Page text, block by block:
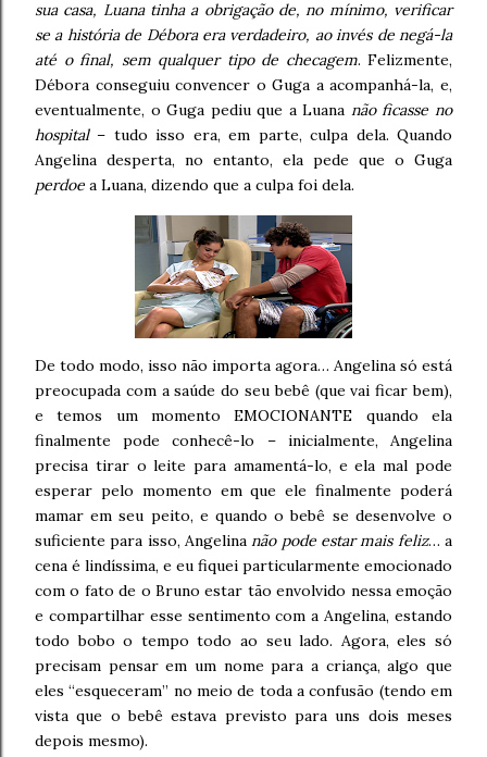
sua casa, Luana tinha a obrigação de, no mínimo, verificar
se a história de Débora era verdadeiro, ao invés de negá-la
até o final, sem qualquer tipo de checagem. Felizmente,
Débora conseguiu convencer o Guga a acompanhá-la, e,
eventualmente, o Guga pediu que a Luana não ficasse no
hospital– tudo isso era, em parte, culpa dela. Quando
Angelina desperta, no entanto, ela pede que o Guga
perdoe a Luana, dizendo que a culpa foi dela.
De todo modo, isso não importa agora… Angelina só está
preocupada com a saúde do seu bebê (que vai ficar bem),
e temos um momento EMOCIONANTE quando ela
finalmente pode conhecê-lo – inicialmente, Angelina
precisa tirar o leite para amamentá-lo, e ela mal pode
esperar pelo momento em que ele finalmente poderá
mamar em seu peito, e quando o bebê se desenvolve o
suficiente para isso, Angelinanão pode estar mais feliz… a
cena é lindíssima, e eu fiquei particularmente emocionado
com o fato de o Bruno estar tão envolvido nessa emoção
e compartilhar esse sentimento com a Angelina, estando
todo bobo o tempo todo ao seu lado. Agora, eles só
precisam pensar em um nome para a criança, algo que
eles “esqueceram” no meio de toda a confusão (tendo em
vista que o bebê estava previsto para uns dois meses
depois mesmo).